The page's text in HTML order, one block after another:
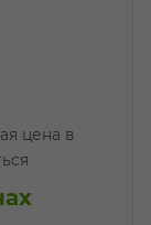
цена в